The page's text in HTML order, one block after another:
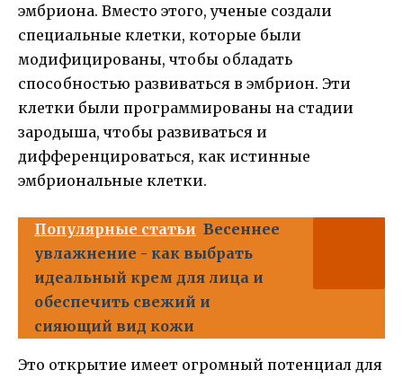
эмбриона. Вместо этого, ученые создали
специальные клетки, которые были
модифицированы, чтобы обладать
способностью развиваться в эмбрион. Эти
клетки были программированы на стадии
зародыша, чтобы развиваться и
дифференцироваться, как истинные
эмбриональные клетки.
Популярные статьи Весеннее
увлажнение - как выбрать
идеальный крем для лица и
обеспечить свежий и
сияющий вид кожи
Это открытие имеет огромный потенциал для